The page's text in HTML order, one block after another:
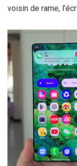
voisin de rame,